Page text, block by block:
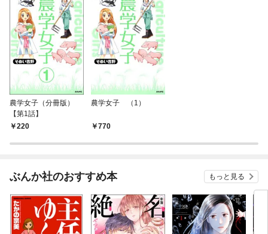
農学女子（分冊版）
【第1話】
220
農学女子 （1）
770
ぶんか社のおすすめ本 もっと見る